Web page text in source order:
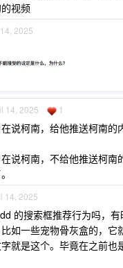
视频
2025
14, 2025 1
说柯南，给他推送柯南的
说柯南，不给他推送柯南
14, 2025
的搜索框推荐行为吗，
如一些宠物骨灰盒的，它
就是这个。毕竟在之前也